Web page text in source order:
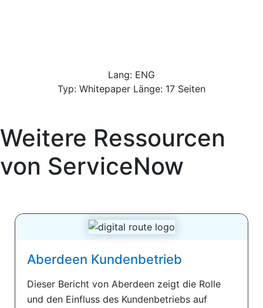
Lang: ENG
Typ: Whitepaper Länge: 17 Seiten
Weitere Ressourcen
von ServiceNow
Aberdeen Kundenbetrieb
Dieser Bericht von Aberdeen zeigt die Rolle
und den Einfluss des Kundenbetriebs auf